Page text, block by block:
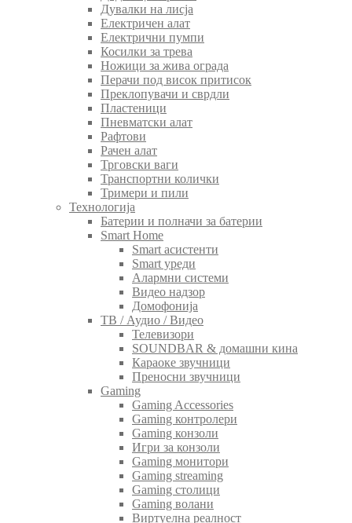
Дувалки на лисја
Електричен алат
Електрични пумпи
Косилки за трева
Ножици за жива ограда
Перачи под висок притисок
Преклопувачи и сврдли
Пластеници
Пневматски алат
Рафтови
Рачен алат
Трговски ваги
Транспортни колички
Тримери и пили
Технологија
Батерии и полначи за батерии
Smart Home
Smart асистенти
Smart уреди
Алармни системи
Видео надзор
Домофонија
ТВ / Аудио / Видео
Телевизори
SOUNDBAR & домашни кина
Караоке звучници
Преносни звучници
Gaming
Gaming Accessories
Gaming контролери
Gaming конзоли
Игри за конзоли
Gaming монитори
Gaming streaming
Gaming столици
Gaming волани
Виртуелна реалност